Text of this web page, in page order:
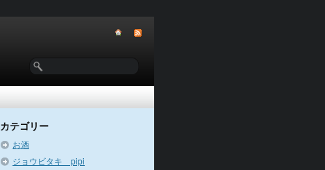
カテゴリー
お酒
ジョウビタキ pipi